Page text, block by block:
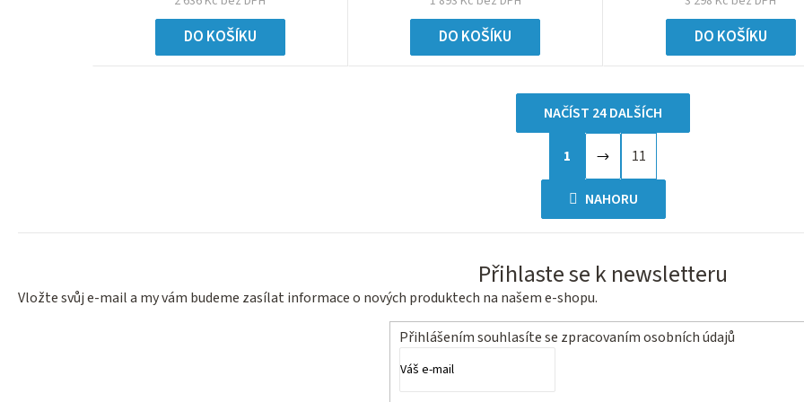
DO KOŠÍKU DO KOŠÍKU DO KOŠÍKU
O
v
l
á
d
a
c
í
NAČÍST 24 DALŠÍCH
t
r
á
n
o
á
n
1 11
NAHORU
Přihlaste se k newsletteru
Vložte svůj e-mail a my vám budeme zasílat informace o nových produktech na našem e-shopu.
Přihlášením souhlasíte se zpracovaním osobních údajů